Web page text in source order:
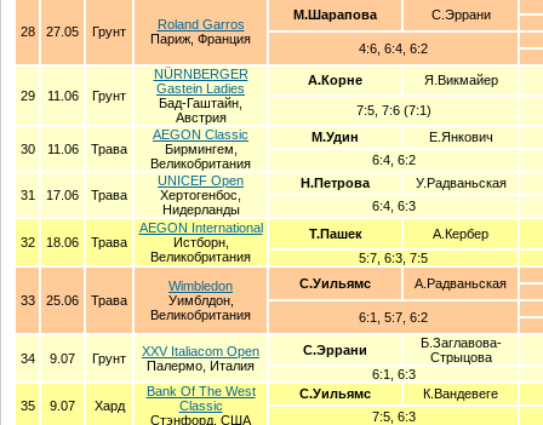
28 27.05 Грунт
Roland Garros
Париж, Франция
М.Шарапова С.Эррани
4:6, 6:4, 6:2
29 11.06 Грунт
NÜRNBERGER
Gastein Ladies
Бад-Гаштайн,
Австрия
А.Корне Я.Викмайер
7:5, 7:6 (7:1)
30 11.06 Трава
AEGON Classic
Бирмингем,
Великобритания
М.Удин
Е.Янкович
6:4, 6:2
31 17.06 Трава
UNICEF Open
Хертогенбос,
Нидерланды
Н.Петрова
У.Радваньская
6:4, 6:3
32 18.06 Трава
AEGON International
Истборн,
Великобритания
Т.Пашек
А.Кербер
5:7, 6:3, 7:5
33 25.06 Трава
Wimbledon
Уимблдон,
Великобритания
С.Уильямс А.Радваньская
6:1, 5:7, 6:2
34 9.07 Грунт
XXV Italiacom Open
Палермо, Италия
С.Эррани
Б.Заглавова-
Стрыцова
6:1, 6:3
35 9.07 Хард
Bank Of The West
Classic
Стэнфорд, США
С.Уильямс
К.Вандевеге
7:5, 6:3